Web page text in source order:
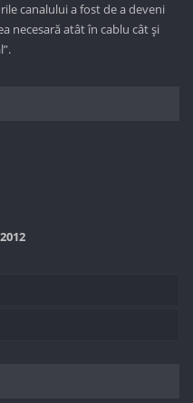
canalului a fost de a deveni
necesară atât în cablu cât și